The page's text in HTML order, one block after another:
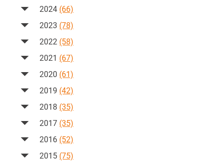
2024 (66)
2023 (78)
2022 (58)
2021 (67)
2020 (61)
2019 (42)
2018 (35)
2017 (35)
2016 (52)
2015 (75)